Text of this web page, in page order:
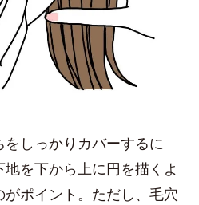
をしっかりカバーするに
を下から上に円を描くよ
がポイント。ただし、毛穴